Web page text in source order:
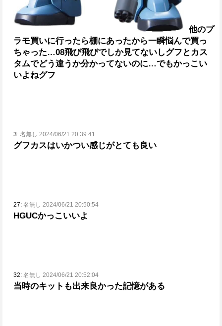
他のプ
ラモ買いに行ったら棚にあったから一瞬悩んで買っ
ちゃった…08飛び飛びでしか見てないしグフとカス
タムでどう違うか分かってないのに…でもかっこい
いよねグフ
3: 名無し 2024/06/21 20:39:41
グフカスはいかつい感じがとても良い
27: 名無し 2024/06/21 20:50:54
HGUCかっこいいよ
32: 名無し 2024/06/21 20:52:04
当時のキットも出来良かった記憶がある